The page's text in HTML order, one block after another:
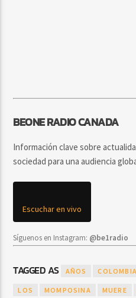
BEONE RADIO CANADA
Información clave sobre
sociedad para una audiencia
Escuchar en vivo
Síguenos en Instagram: @be1radio
TAGGED AS AÑOS
LOS MOMPOSINA MUERE